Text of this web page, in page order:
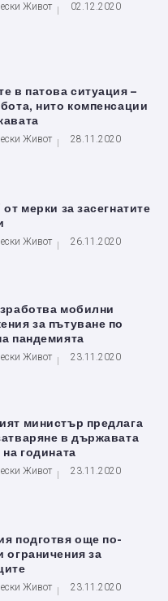
Живот 02.12.2020
в патова ситуация –
нито компенсации
Живот 28.11.2020
от мерки за засегнатите
Живот 26.11.2020
мобилни
за пътуване по
пандемията
Живот 23.11.2020
министър предлага
в държавата
на годината
Живот 23.11.2020
подготвя още по-
ограничения за
Живот 23.11.2020